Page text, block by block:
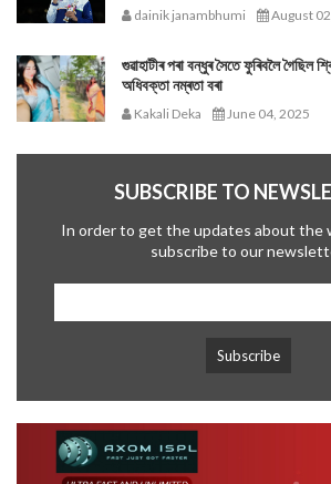
dainik janambhumi August
গুৱাহাটীৰ পৰা বন্ধুৰ সৈতে ফুৰিবলৈ
অধিবক্তা নম্ৰতা বৰা
Kakali Deka June 04, 2025
SUBSCRIBE TO
In order to get the updates about the
subscribe to our